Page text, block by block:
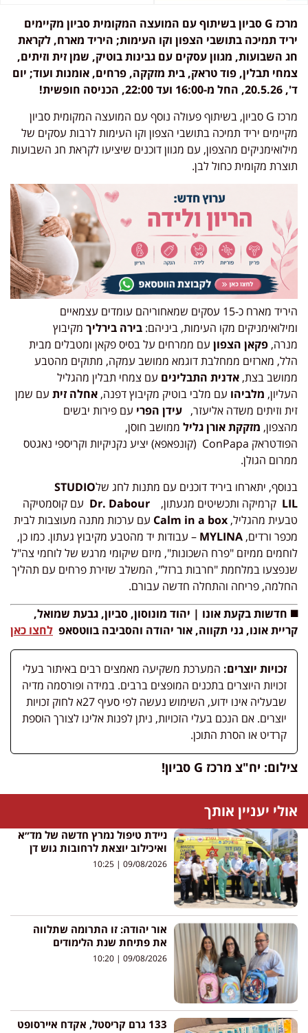
מרכז G סביון בשיתוף עם המועצה המקומית סביון מקיימים
יריד תמיכה בתושבי הצפון וקו העימות; היריד מארח, לקראת
חג השבועות, מגוון עסקים עם גבינות בוטיק, שמן זית וזיתים,
צמחי תבלין, פוד טראק, בית מזקקה, פרחים, אומנות ועוד; יום
ד', 20.5.26, החל מ-16:00 ועד 22:00, הכניסה חופשית!
מרכז G סביון, בשיתוף פעולה נוסף עם המועצה המקומית סביון
מקיימים יריד תמיכה בתושבי הצפון וקו העימות לרבות עסקים של
מילואימניקים מהצפון, עם מגוון דוכנים שיציעו לקראת חג השבועות
תוצרת מקומית כחול לבן.
היריד מארח כ-15 עסקים שמאחוריהם עומדים עצמאיים
ומילואימניקים מקו העימות, ביניהם: בירה בירליך מקיבוץ
מנרה, פקאן הצפון עם ממרחים על בסיס פקאן ומטבלים מבית
הלל, מארזים ממחלבת דוגמא ממושב עמקה, מתוקים מהטבע
ממושב בצת, אדנית התבלינים עם צמחי תבלין מהגליל
העליון, מלביהו עם מלבי בוטיק מקיבוץ דפנה, אחלה זית עם שמן
זית וזיתים משדה אליעזר, עידן הפרי עם פירות יבשים
מהצפון, מזקקת אורן גליל ממושב חוסן,
הפודטראק ConPapa (קונפאפא) יציע נקניקיות וקריספי נאגטס
ממרום הגולן.
בנוסף, יתארחו ביריד דוכנים עם מתנות לחג שלSTUDIO
LIL קרמיקה ותכשיטים מגעתון, Dr. Dabour עם קוסמטיקה
טבעית מהגליל, Calm in a box עם ערכות מתנה מעוצבות לבית
מכפר ורדים, MYLINA – עבודות יד מהטבע מקיבוץ געתון. כמו כן,
לוחמים ממיזם "פרח השכונות", מיזם שיקומי מרגש של לוחמי צה"ל
שנפצעו במלחמת "חרבות ברזל", המשלב שזירת פרחים עם תהליך
החלמה, פריחה והתחלה חדשה עבורם.
◼️ חדשותבקעת אונו | יהוד מונוסון, סביון, גבעת שמואל,
קריית אונו, גני תקווה, אור יהודה והסביבה בווטסאפ לחצו כאן
זכויות יוצרים: המערכת משקיעה מאמצים רבים באיתור בעלי
זכויות היוצרים בתכנים המופצים ברבים. במידה ופורסמה מדיה
שבעליה אינו ידוע, השימוש נעשה לפי סעיף 27א לחוק זכויות
יוצרים. אם הנכם בעלי הזכויות, ניתן לפנות אלינו לצורך הוספת
קרדיט או הסרת התוכן.
צילום: יח"צ מרכז G סביון!
אולי יעניין אותך
ניידת טיפול נמרץ חדשה של מד״א
ואיכילוב יוצאת לרחובות גוש דן
09/08/2026
אור יהודה: זו התרומה שתלווה
את פתיחת שנת הלימודים
09/08/2026
133 גרם קריסטל, אקדח איירסופט